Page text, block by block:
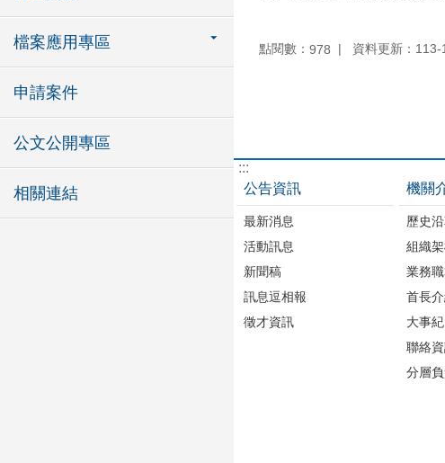
檔案應用專區
申請案件
公文公開專區
相關連結
點閱數： 978 資料更新：
:::
公告資訊
最新消息
活動訊息
新聞稿
訊息逗相報
徵才資訊
機關
歷史
組織
業務
首長
大事紀
聯絡
分層